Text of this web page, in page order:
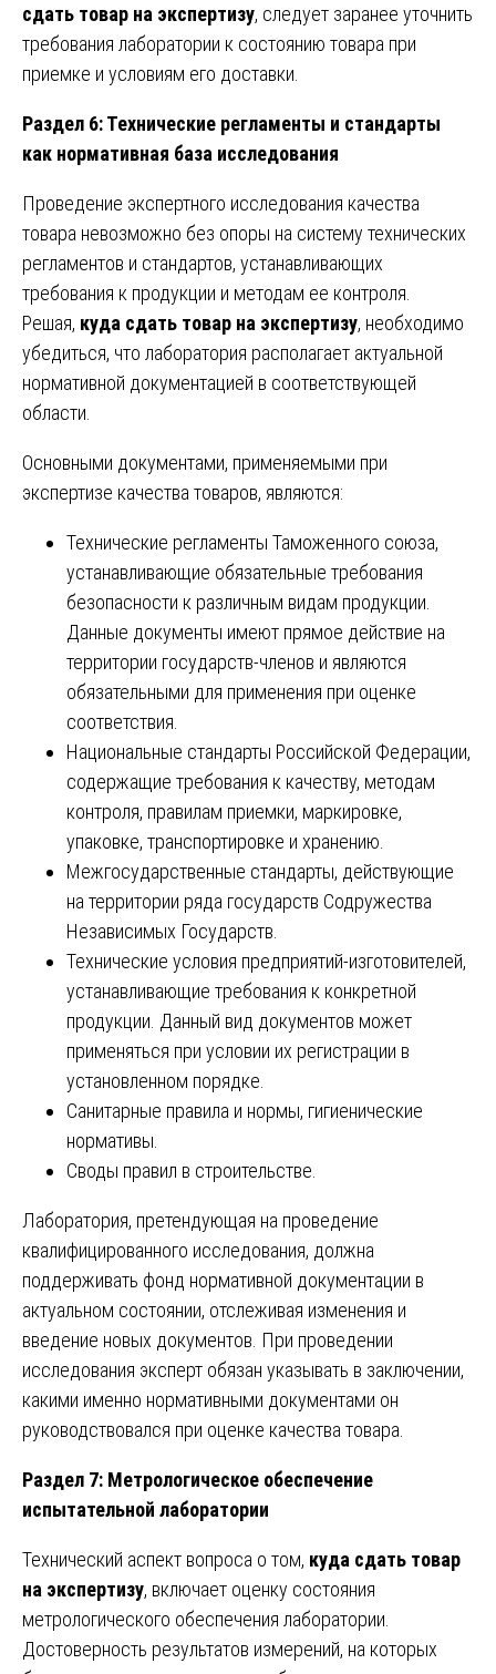
сдать товар на экспертизу, следует заранее уточнить
требования лаборатории к состоянию товара при
приемке и условиям его доставки.
Раздел 6: Технические регламенты и стандарты
как нормативная база исследования
Проведение экспертного исследования качества
товара невозможно без опоры на систему технических
регламентов и стандартов, устанавливающих
требования к продукции и методам ее контроля.
Решая, куда сдать товар на экспертизу, необходимо
убедиться, что лаборатория располагает актуальной
нормативной документацией в соответствующей
области.
Основными документами, применяемыми при
экспертизе качества товаров, являются:
Технические регламенты Таможенного союза,
устанавливающие обязательные требования
безопасности к различным видам продукции.
Данные документы имеют прямое действие на
территории государств-членов и являются
обязательными для применения при оценке
соответствия.
Национальные стандарты Российской Федерации,
содержащие требования к качеству, методам
контроля, правилам приемки, маркировке,
упаковке, транспортировке и хранению.
Межгосударственные стандарты, действующие
на территории ряда государств Содружества
Независимых Государств.
Технические условия предприятий-изготовителей,
устанавливающие требования к конкретной
продукции. Данный вид документов может
применяться при условии их регистрации в
установленном порядке.
Санитарные правила и нормы, гигиенические
нормативы.
Своды правил в строительстве.
Лаборатория, претендующая на проведение
квалифицированного исследования, должна
поддерживать фонд нормативной документации в
актуальном состоянии, отслеживая изменения и
введение новых документов. При проведении
исследования эксперт обязан указывать в заключении,
какими именно нормативными документами он
руководствовался при оценке качества товара.
Раздел 7: Метрологическое обеспечение
испытательной лаборатории
Технический аспект вопроса о том, куда сдать товар
на экспертизу, включает оценку состояния
метрологического обеспечения лаборатории.
Достоверность результатов измерений, на которых